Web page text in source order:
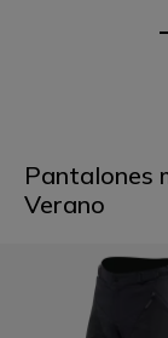
6
Pantalones
Verano